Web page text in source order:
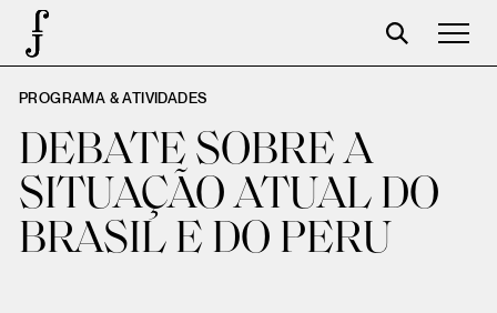
José Saramago
Programación
La Fundación
Aparceros
PROGRAMA & ATIVIDADES
DEBATE SOBRE A
SITUAÇÃO ATUAL DO
BRASIL E DO PERU